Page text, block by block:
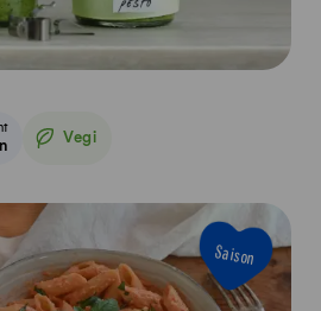
Vegi
Vegetarisch
Saison